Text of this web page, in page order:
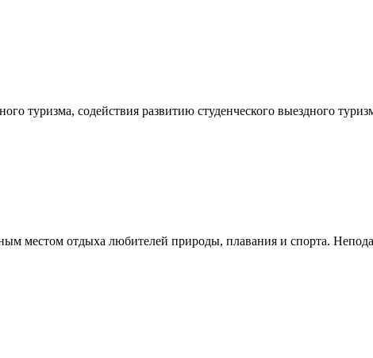
туризма, содействия развитию студенческого выездного
местом отдыха любителей природы, плавания и спорта.